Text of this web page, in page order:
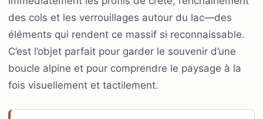
des cols et les verrouillages autour du lac—des
éléments qui rendent ce massif si reconnaissable.
C’est l’objet parfait pour garder le souvenir d’une
boucle alpine et pour comprendre le paysage à la
fois visuellement et tactilement.